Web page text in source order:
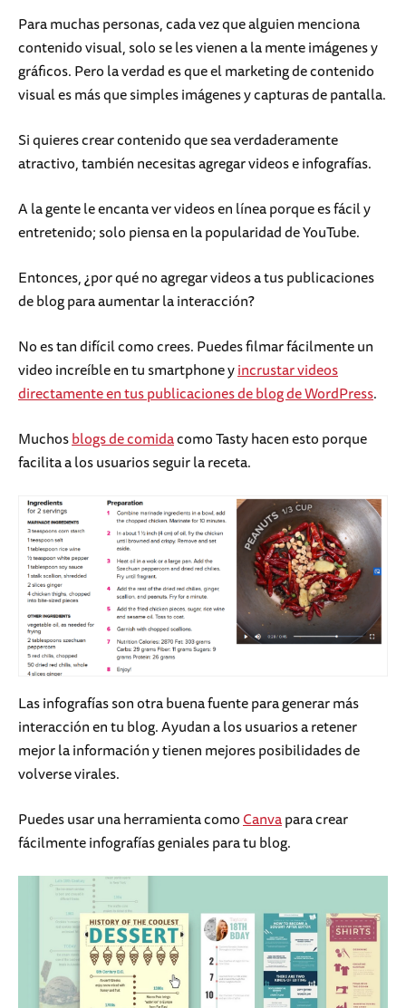
Para muchas personas, cada vez que alguien menciona
contenido visual, solo se les vienen a la mente imágenes y
gráficos. Pero la verdad es que el marketing de contenido
visual es más que simples imágenes y capturas de pantalla.
Si quieres crear contenido que sea verdaderamente
atractivo, también necesitas agregar videos e infografías.
A la gente le encanta ver videos en línea porque es fácil y
entretenido; solo piensa en la popularidad de YouTube.
Entonces, ¿por qué no agregar videos a tus publicaciones
de blog para aumentar la interacción?
No es tan difícil como crees. Puedes filmar fácilmente un
video increíble en tu smartphone yincrustar videos
directamente en tus publicaciones de blog de WordPress.
Muchosblogs de comidacomo Tasty hacen esto porque
facilita a los usuarios seguir la receta.
Las infografías son otra buena fuente para generar más
interacción en tu blog. Ayudan a los usuarios a retener
mejor la información y tienen mejores posibilidades de
volverse virales.
Puedes usar una herramienta comoCanvapara crear
fácilmente infografías geniales para tu blog.